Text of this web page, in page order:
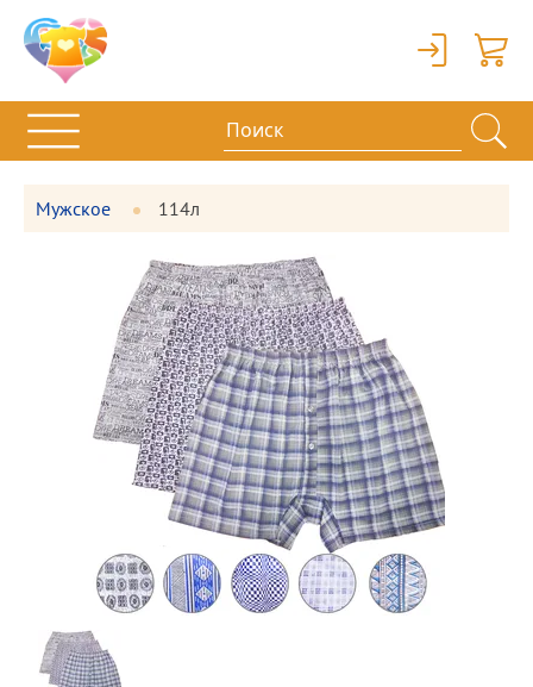
Вход
Мужское 114л
Фотографии
товара
фотография